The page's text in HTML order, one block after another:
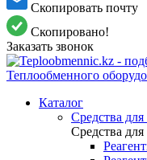
Скопировать почту
Скопировано!
Заказать звонок
Каталог
Средства
Средства